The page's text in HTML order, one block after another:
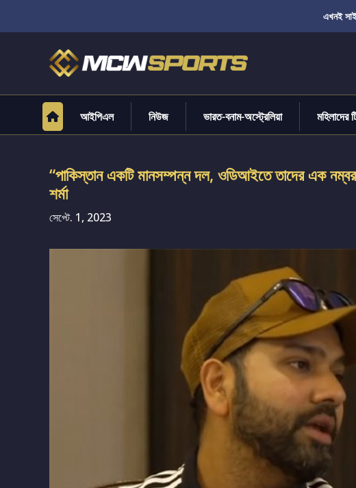
এখনই
আইপিএল নিউজ ভারত-বনাম-অস্ট্রেলিয়া মহিলাদের
“পাকিস্তান একটি মানসম্পন্ন দল, ওডিআইতে তাদের এক
শর্মা
সেপ্টে. 1, 2023